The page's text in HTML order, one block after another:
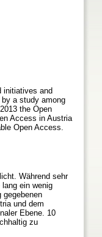
initiatives and
a study among
the Open
Access in Austria
Open Access.
Während sehr
ein wenig
gegebenen
und dem
Ebene. 10
zu